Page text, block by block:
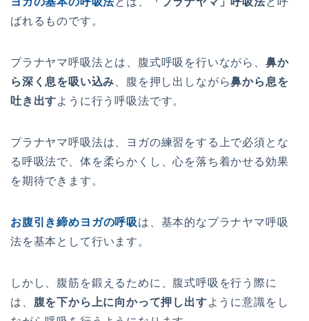
ばれる ものです 。
プラナヤマ呼吸法と は 腹式呼吸 を行いながら
鼻か
ら深く息を吸い込み
腹 を押 し 出 し ながら鼻から息を
吐き出すよ う に行う 呼吸法です。
プラナヤマ呼吸法は ヨ ガの練習 をす る 上で必須と な
る 呼吸法で 体を柔らか く し 、心を落ち着かせる効果
を期待でき ま す 。
お腹引 き締めヨ ガの呼吸は 基本的なプラナヤマ呼吸
法を基本 と し て行い ます 。
しか し 腹筋を鍛 え る ために 腹式呼吸 を行 う 際に
は
腹を下から上に向かって押し出すよ う に意識を し